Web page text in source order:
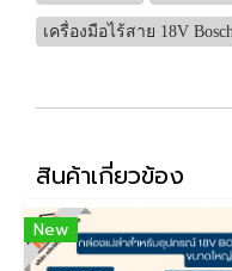
เครื่องมือไร้สาย 18V Bosch
สินค้าเกี่ยวข้อง
New